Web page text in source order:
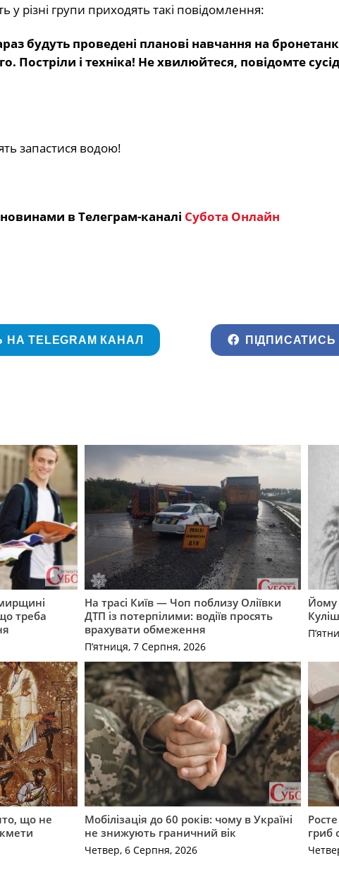
різні групи приходять такі повідомлення:
будуть проведені планові навчання на
Постріли і техніка! Не хвилюйтеся, повідомте
запастися водою!
в Телеграм-каналі Субота Онлайн
TELEGRAM КАНАЛ ПІДПИСАТИСЬ
треба
На трасі Київ — Чоп поблизу Оліївки
ДТП із потерпілими: водіїв просять
врахувати обмеження
П’ятниця, 7 Серпня, 2026
Йому
що не
Мобілізація до 60 років: чому в Україні
не знижують граничний вік
Четвер, 6 Серпня, 2026
гриб